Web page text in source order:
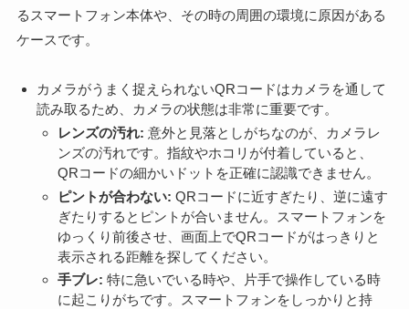
るスマートフォン本体や、その時の周囲の環境に原因がある
ケースです。
カメラがうまく捉えられないQRコードはカメラを通して
読み取るため、カメラの状態は非常に重要です。
レンズの汚れ: 意外と見落としがちなのが、カメラレ
ンズの汚れです。指紋やホコリが付着していると、
QRコードの細かいドットを正確に認識できません。
ピントが合わない: QRコードに近すぎたり、逆に遠す
ぎたりするとピントが合いません。スマートフォンを
ゆっくり前後させ、画面上でQRコードがはっきりと
表示される距離を探してください。
手ブレ: 特に急いでいる時や、片手で操作している時
に起こりがちです。スマートフォンをしっかりと持